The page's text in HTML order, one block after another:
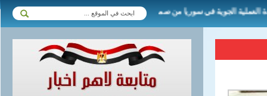
الدفاع الجوية في سوريا من صميم مهام العسكريين الروس ...